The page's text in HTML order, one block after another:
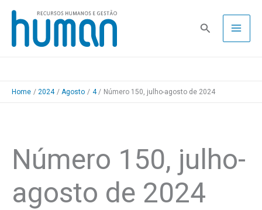
Skip
content
Pesquisa
Home 2024 Agosto 4 Número 150, julho-agosto de 2024
Número 150, julho-
agosto de 2024